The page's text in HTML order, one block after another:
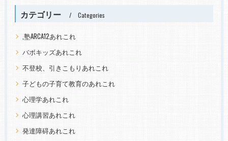
カテゴリー Categories
,塾ARCA12あれこれ
バボキッズあれこれ
不登校、引きこもりあれこれ
子どもの子育て教育のあれこれ
心理学あれこれ
心理講習あれこれ
発達障碍あれこれ